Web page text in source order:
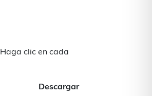
clic en cada
Descargar